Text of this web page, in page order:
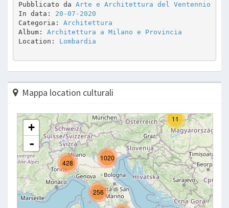
Pubblicato da Arte e Architettura del Ventennio
In data: 20-07-2020
Categoria: Architettura
Album: Architettura a Milano e Provincia
Location: Lombardia
Mappa location culturali